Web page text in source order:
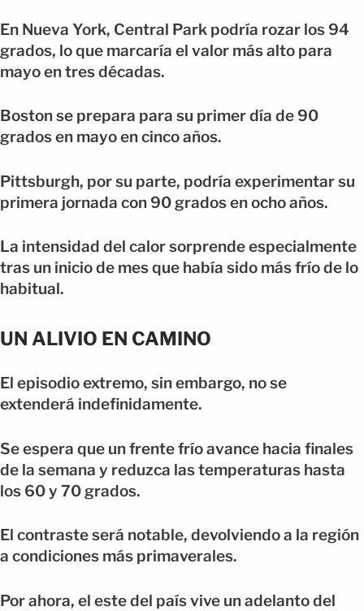
En Nueva York, Central Park podría rozar los 94
grados, lo que marcaría el valor más alto para
mayo en tres décadas.
Boston se prepara para su primer día de 90
grados en mayo en cinco años.
Pittsburgh, por su parte, podría experimentar su
primera jornada con 90 grados en ocho años.
La intensidad del calor sorprende especialmente
tras un inicio de mes que había sido más frío de lo
habitual.
UN ALIVIO EN CAMINO
El episodio extremo, sin embargo, no se
extenderá indefinidamente.
Se espera que un frente frío avance hacia finales
de la semana y reduzca las temperaturas hasta
los 60 y 70 grados.
El contraste será notable, devolviendo a la región
a condiciones más primaverales.
Por ahora, el este del país vive un adelanto del